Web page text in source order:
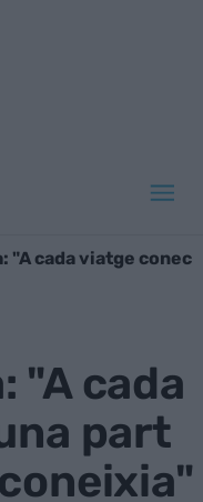
"A cada viatge conec
"A cada
part